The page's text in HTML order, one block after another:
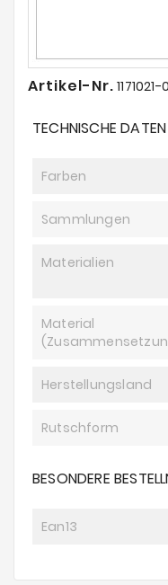
Artikel-Nr.
TECHNISCHE DATEN
Farben
Sammlungen
Materialien
Material
Herstellungsland
Rutschform
BESONDERE
Ean13